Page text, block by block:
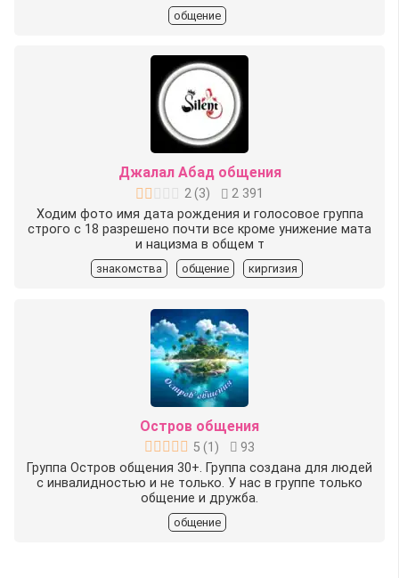
общение
Джалал Абад общения
2(3)
2 391
Ходим фото имя дата рождения и голосовое группа
строго c 18 разрешено почти все кроме унижение мата
и нацизма в общем т
знакомства общение киргизия
Остров общения
5 (1 )
93
Группа Остров общения 30+. Группа создана для людей
с инвалидностью и не только. У нас в группе только
общение и дружба.
общение